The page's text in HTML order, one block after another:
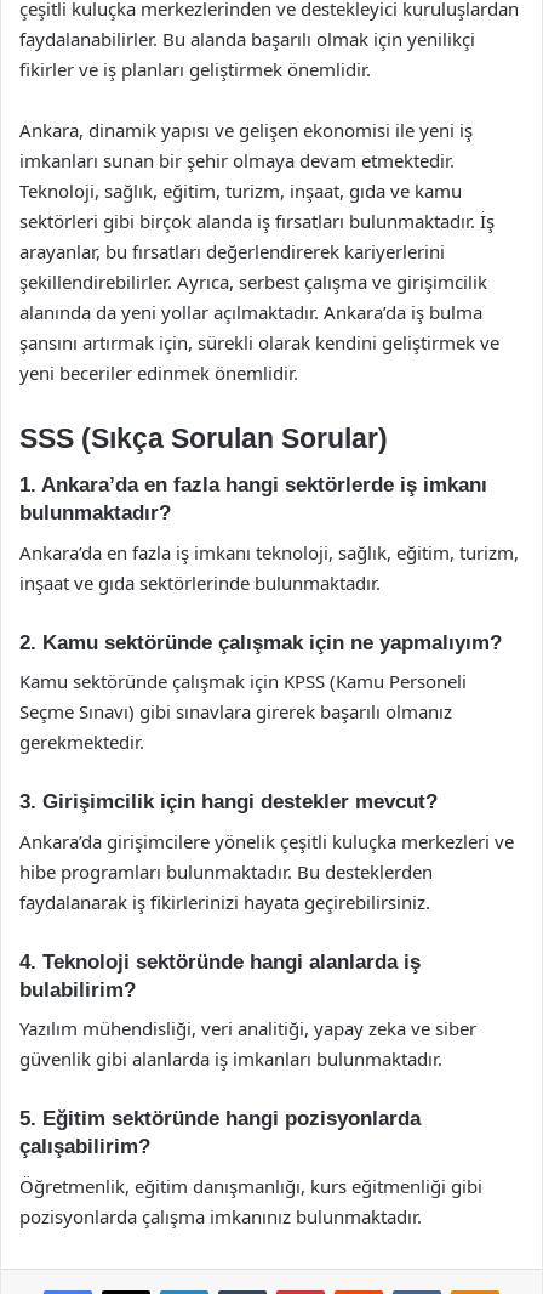
çeşitli kuluçka merkezlerinden ve destekleyici kuruluşlardan
faydalanabilirler. Bu alanda başarılı olmak için yenilikçi
fikirler ve iş planları geliştirmek önemlidir.
Ankara, dinamik yapısı ve gelişen ekonomisi ile yeni iş
imkanları sunan bir şehir olmaya devam etmektedir.
Teknoloji, sağlık, eğitim, turizm, inşaat, gıda ve kamu
sektörleri gibi birçok alanda iş fırsatları bulunmaktadır. İş
arayanlar, bu fırsatları değerlendirerek kariyerlerini
şekillendirebilirler. Ayrıca, serbest çalışma ve girişimcilik
alanında da yeni yollar açılmaktadır. Ankara’da iş bulma
şansını artırmak için, sürekli olarak kendini geliştirmek ve
yeni beceriler edinmek önemlidir.
SSS (Sıkça Sorulan Sorular)
1. Ankara’da en fazla hangi sektörlerde iş imkanı
bulunmaktadır?
Ankara’da en fazla iş imkanı teknoloji, sağlık, eğitim, turizm,
inşaat ve gıda sektörlerinde bulunmaktadır.
2. Kamu sektöründe çalışmak için ne yapmalıyım?
Kamu sektöründe çalışmak için KPSS (Kamu Personeli
Seçme Sınavı) gibi sınavlara girerek başarılı olmanız
gerekmektedir.
3. Girişimcilik için hangi destekler mevcut?
Ankara’da girişimcilere yönelik çeşitli kuluçka merkezleri ve
hibe programları bulunmaktadır. Bu desteklerden
faydalanarak iş fikirlerinizi hayata geçirebilirsiniz.
4. Teknoloji sektöründe hangi alanlarda iş
bulabilirim?
Yazılım mühendisliği, veri analitiği, yapay zeka ve siber
güvenlik gibi alanlarda iş imkanları bulunmaktadır.
5. Eğitim sektöründe hangi pozisyonlarda
çalışabilirim?
Öğretmenlik, eğitim danışmanlığı, kurs eğitmenliği gibi
pozisyonlarda çalışma imkanınız bulunmaktadır.
Facebook
X LinkedInTumblr PinterestReddit VKontakte